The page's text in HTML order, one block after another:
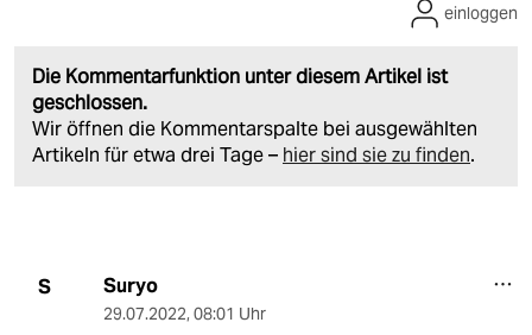
Die Kommentarfunktion unter diesem Artikel ist
geschlossen.
Wir öffnen die Kommentarspalte bei ausgewählten
Artikeln für etwa drei Tage – hier sind sie zu finden.
einloggen
S Suryo
29.07.2022, 08:01 Uhr